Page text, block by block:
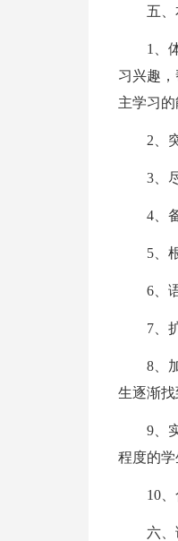
五
1、
习兴趣
主学习的
2、
3、
4、
5、
6、
7、
8、
生逐渐找
9、
程度的学
10
六、